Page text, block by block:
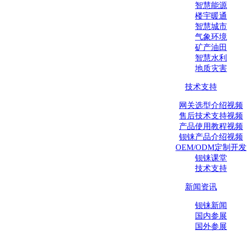
智慧能源
楼宇暖通
智慧城市
气象环境
矿产油田
智慧水利
地质灾害
技术支持
网关选型介绍视频
售后技术支持视频
产品使用教程视频
钡铼产品介绍视频
OEM/ODM定制开发
钡铼课堂
技术支持
新闻资讯
钡铼新闻
国内参展
国外参展